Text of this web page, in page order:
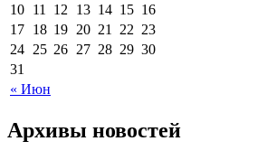
« Июн
10 11 12 13 14 15 16
17 18 19 20 21 22 23
24 25 26 27 28 29 30
31
Архивы новостей